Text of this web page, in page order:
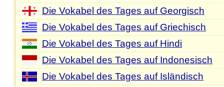
Die Vokabel des Tages auf Georgisch
Die Vokabel des Tages auf Griechisch
Die Vokabel des Tages auf Hindi
Die Vokabel des Tages auf Indonesisch
Die Vokabel des Tages auf Isländisch